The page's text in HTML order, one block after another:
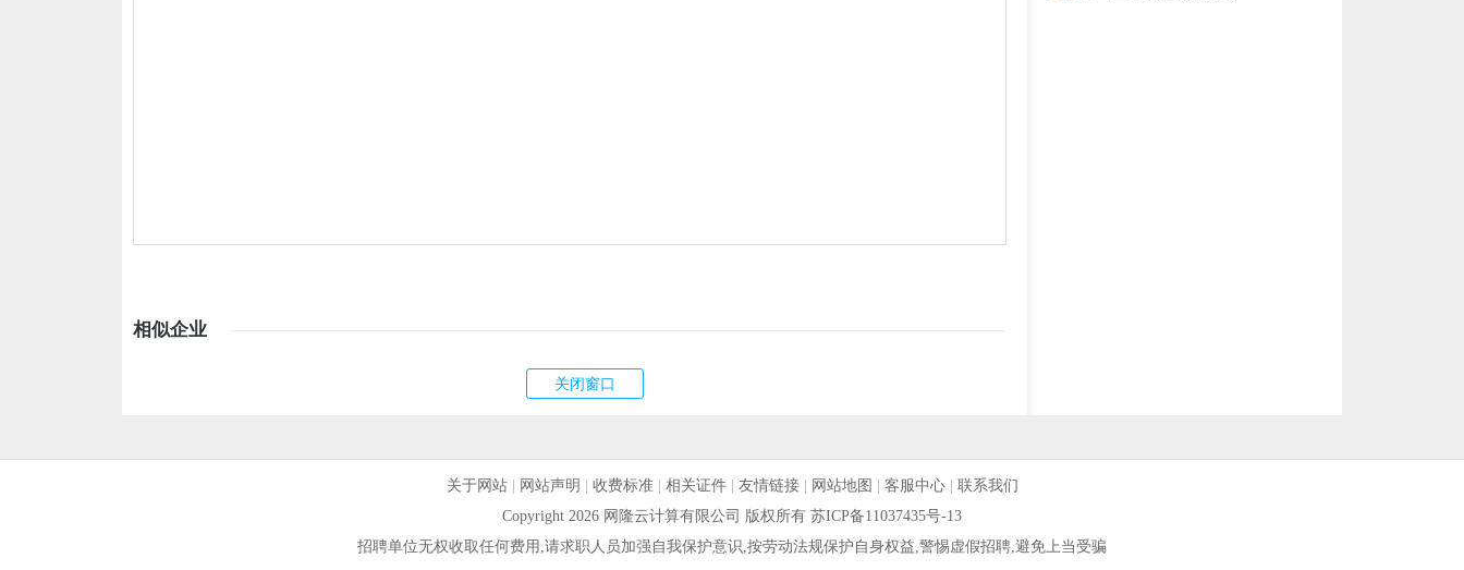
相似企业
关于网站| 网站声明 收费标准| 相关证件| 友情链接| 网站地图 客服中心| 联系我们
Copyright 2026 网隆云计算有限公司 版权所有 苏ICP备11037435号-13
招聘单位无权收取任何费用,请求职人员加强自我保护意识,按劳动法规保护自身权益,警惕虚假招聘,避免上当受骗